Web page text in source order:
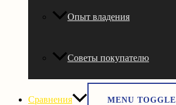
Опыт владения
Советы покупателю
Сравнения MENU TOGGLE